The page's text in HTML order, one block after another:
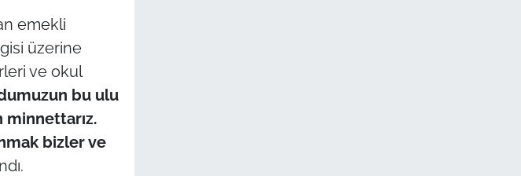
emekli
üzerine
ve okul
bu ulu
minnettarız.
bizler ve